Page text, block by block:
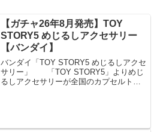
【ガチャ26年8月発売】TOY
STORY5 めじるしアクセサリー
【バンダイ】
バンダイ「TOY STORY5 めじるしアクセ
サリー」 「TOY STORY5」よりめじ
るしアクセサリーが全国のカプセルトイ